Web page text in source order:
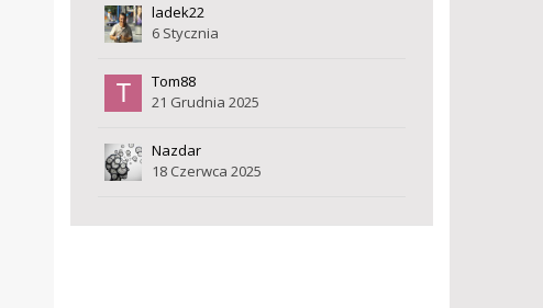
ladek22
6 Stycznia
Tom88
21 Grudnia 2025
Nazdar
18 Czerwca 2025